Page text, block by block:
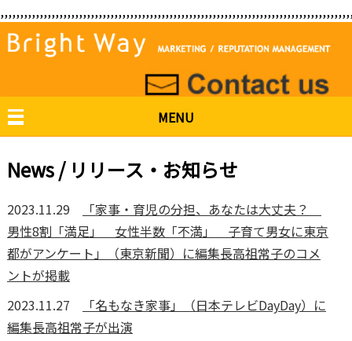
MENU
News / リリース・お知らせ
2023.11.29
「家事・育児の分担、あなたは大丈夫？
男性8割「満足」 女性半数「不満」 子育て男女に東京
都がアンケート」（東京新聞）に編集長高祖常子のコメ
ントが掲載
2023.11.27
「名もなき家事」（日本テレビDayDay）に
編集長高祖常子が出演